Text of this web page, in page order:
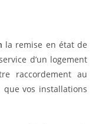
la remise en état de
d’un logement
raccordement au
que vos installations